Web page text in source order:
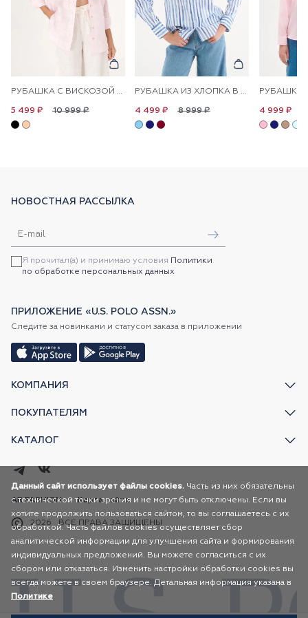
РУБАШКА С ВИСКОЗОЙ СВОБОДНАЯ
10 999 ₽
5 499 ₽
РУБАШКА ИЗ ХЛОПКА В ПОЛОСКУ ПРЯМАЯ
8 999 ₽
4 499 ₽ 4 999 ₽
КОМПАНИЯ
ПОКУПАТЕЛЯМ
КАТАЛОГ
НОВОСТНАЯ РАССЫЛКА
Я прочитал(а) и принимаю условия Политики
по обработке персональных данных
ПРИЛОЖЕНИЕ «U.S. POLO ASSN.»
Следите за новинками и статусом заказа в приложении
2026 ВСЕ ПРАВА ЗАЩИЩЕНЫ
AR FASHION Карта сайта
Данный сайт использует файлы cookies. Часть из них обязательны
с технической точки зрения и не могут быть отключены. Если вы
хотите продолжить пользоваться сайтом, то вы соглашаетесь с их
обработкой. Часть файлов cookies осуществляет сбор
аналитической информации для улучшения сайта и формирования
индивидуальных предложений. Вы можете согласиться с их
сбором или отказаться. Изменить настройки обработки cookies вы
всегда можете в своем браузере. Детальная информация указана в
Политике